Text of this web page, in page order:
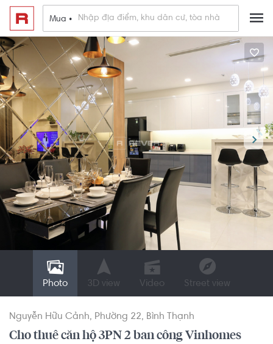
Mua •
Photo 3D view Video Street view
Nguyễn Hữu Cảnh Phường 22 Bình Thạnh
Cho thuê căn hộ 3PN 2 ban công Vinhomes